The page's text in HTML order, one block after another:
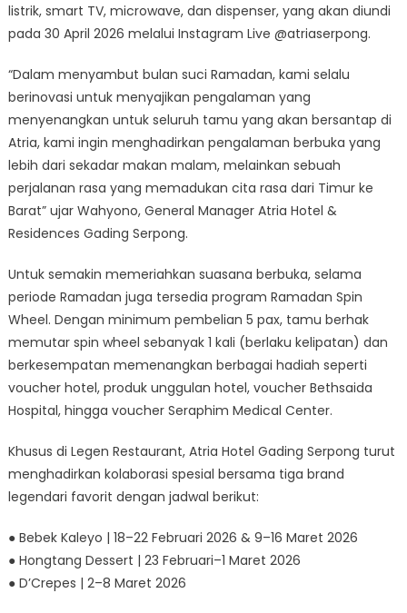
listrik, smart TV, microwave, dan dispenser, yang akan diundi
pada 30 April 2026 melalui Instagram Live @atriaserpong.
“Dalam menyambut bulan suci Ramadan, kami selalu
berinovasi untuk menyajikan pengalaman yang
menyenangkan untuk seluruh tamu yang akan bersantap di
Atria, kami ingin menghadirkan pengalaman berbuka yang
lebih dari sekadar makan malam, melainkan sebuah
perjalanan rasa yang memadukan cita rasa dari Timur ke
Barat” ujar Wahyono, General Manager Atria Hotel &
Residences Gading Serpong.
Untuk semakin memeriahkan suasana berbuka, selama
periode Ramadan juga tersedia program Ramadan Spin
Wheel. Dengan minimum pembelian 5 pax, tamu berhak
memutar spin wheel sebanyak 1 kali (berlaku kelipatan) dan
berkesempatan memenangkan berbagai hadiah seperti
voucher hotel, produk unggulan hotel, voucher Bethsaida
Hospital, hingga voucher Seraphim Medical Center.
Khusus di Legen Restaurant, Atria Hotel Gading Serpong turut
menghadirkan kolaborasi spesial bersama tiga brand
legendari favorit dengan jadwal berikut:
● Bebek Kaleyo | 18–22 Februari 2026 & 9–16 Maret 2026
● Hongtang Dessert | 23 Februari–1 Maret 2026
● D’Crepes | 2–8 Maret 2026